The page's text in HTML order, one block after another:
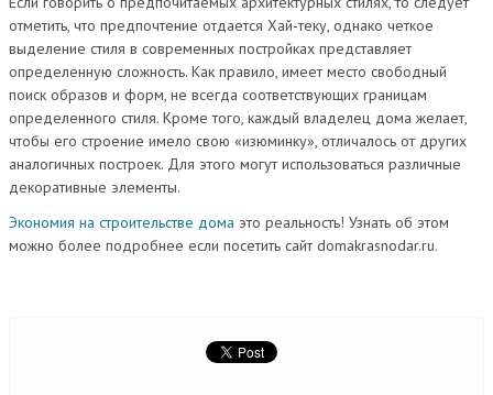
отметить, что предпочтение отдается Хай-теку, однако четкое
выделение стиля в современных постройках представляет
определенную сложность. Как правило, имеет место свободный
поиск образов и форм, не всегда соответствующих границам
определенного стиля. Кроме того, каждый владелец дома желает,
чтобы его строение имело свою «изюминку», отличалось от других
аналогичных построек. Для этого могут использоваться различные
декоративные элементы.
Экономия на строительстве дома это реальность! Узнать об этом
можно более подробнее если посетить сайт domakrasnodar.ru.